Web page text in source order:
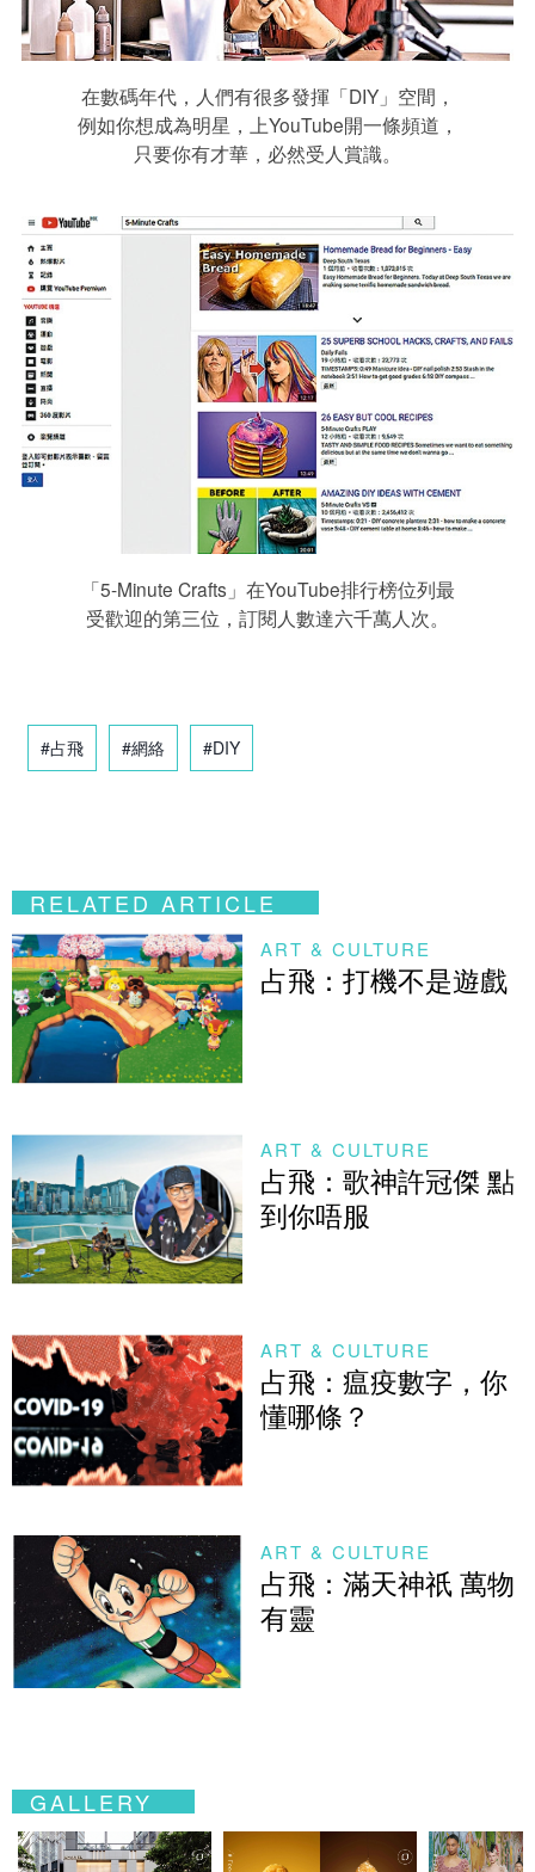
在數碼年代，人們有很多發揮「DIY」空間，
例如你想成為明星，上YouTube開一條頻道，
只要你有才華，必然受人賞識。
「5-Minute Crafts」在YouTube排行榜位列最
受歡迎的第三位，訂閱人數達六千萬人次。
#占飛 #網絡 #DIY
RELATED ARTICLE
ART & CULTURE
占飛：打機不是遊戲
ART & CULTURE
占飛：歌神許冠傑 點
到你唔服
ART & CULTURE
占飛：瘟疫數字，你
懂哪條？
ART & CULTURE
占飛：滿天神祇 萬物
有靈
GALLERY